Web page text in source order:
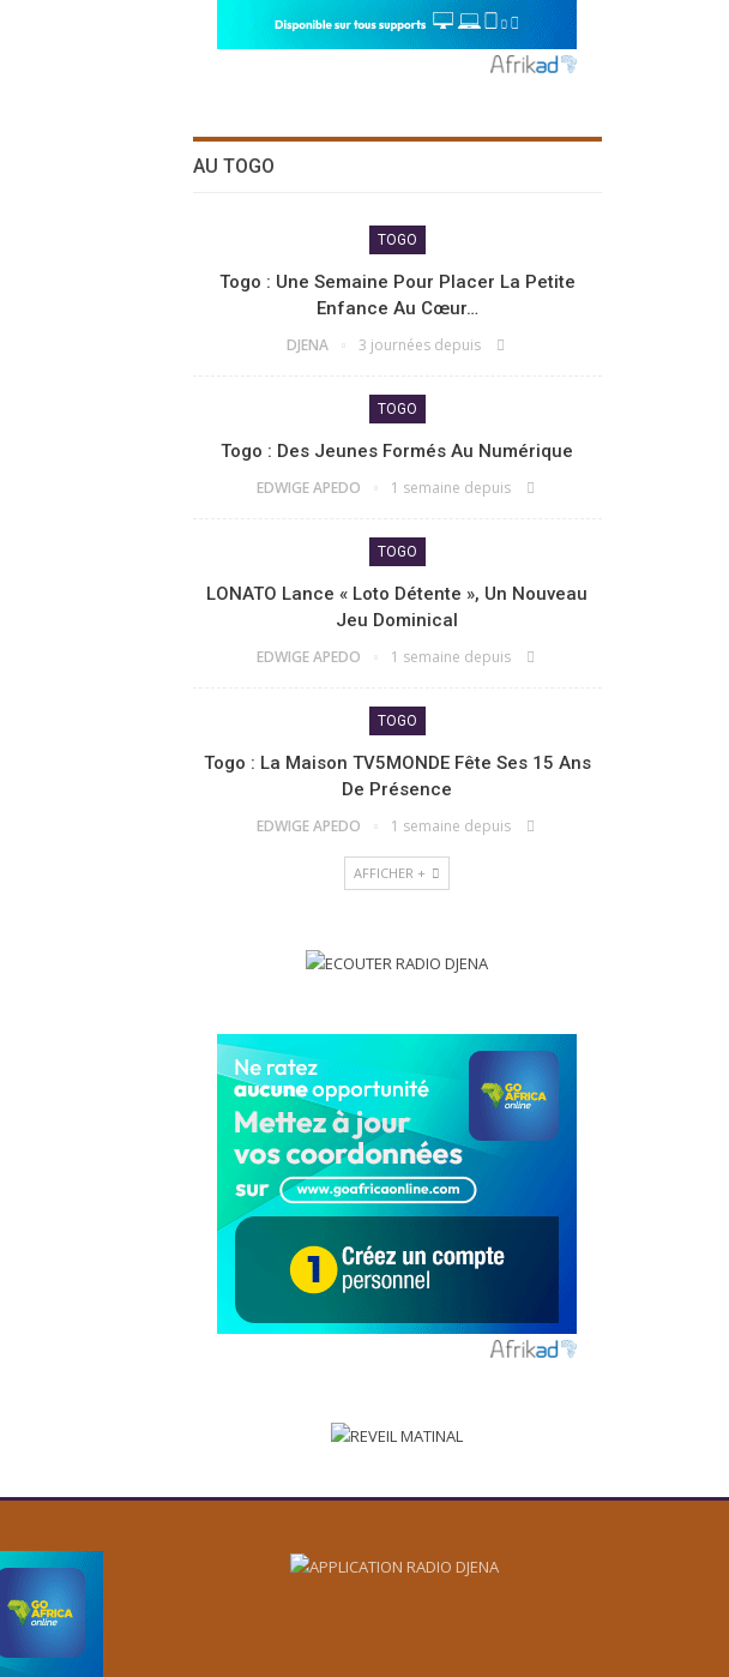
AU TOGO
TOGO
Togo : Une Semaine Pour Placer La Petite
Enfance Au Cœur…
DJENA 3 journées depuis
TOGO
Togo : Des Jeunes Formés Au Numérique
EDWIGE APEDO 1 semaine depuis
TOGO
LONATO Lance « Loto Détente », Un Nouveau
Jeu Dominical
EDWIGE APEDO 1 semaine depuis
TOGO
Togo : La Maison TV5MONDE Fête Ses 15 Ans
De Présence
EDWIGE APEDO 1 semaine depuis
AFFICHER +